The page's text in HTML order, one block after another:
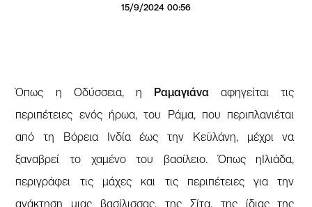
15/9/2024 00:56
Όπως η Οδύσσεια, η Ραμαγιάνα αφηγείται τις
περιπέτειες ενός ήρωα, του Ράμα, που περιπλανιέται
από τη Βόρεια Ινδία έως την Κεϋλάνη, μέχρι να
ξαναβρεί το χαμένο του βασίλειο. Όπως ηΙλιάδα,
περιγράφει τις μάχες και τις περιπέτειες για την
ανάκτηση μιας βασίλισσας, της Σίτα, της ίδιας της